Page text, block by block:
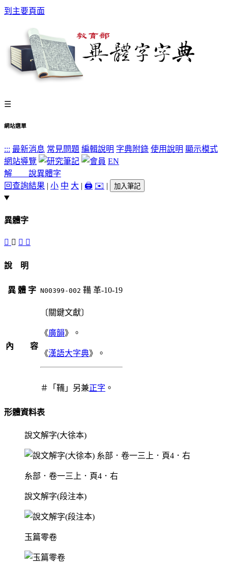
到主要頁面
☰
網站選單
::: 最新消息 常見問題 編輯說明 字典附錄 使用說明 顯示模式
網站導覽
EN
解 說異體字
回查詢結果 | 小 中 大 | 🖨️ ✉️ | 加入筆記
異體字
𩊙 鞴 𩎓 𩎧
說 明
異 體 字 N00399-002 鞴 革-10-19
內 容
〔關鍵文獻〕
《廣韻》。
《漢語大字典》。
＃「鞴」另兼正字 。
形體資料表
說文解字(大徐本)
糸部．卷一三上．頁4．右
說文解字(段注本)
玉篇零卷